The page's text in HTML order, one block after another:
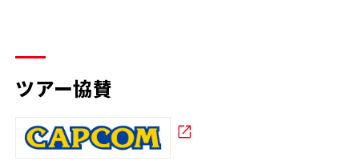
ツアー協賛